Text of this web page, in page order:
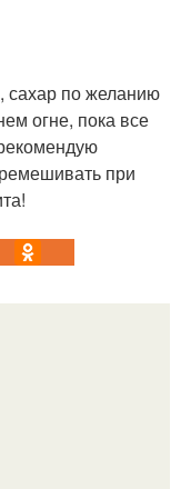
сахар по желанию
огне, пока все
при